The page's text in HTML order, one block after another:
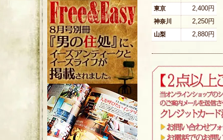
東京 2,400円
神奈川 2,250円
山梨 2,880円